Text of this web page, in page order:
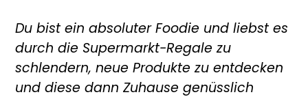
Du bist ein absoluter Foodie und liebst es
durch die Supermarkt-Regale zu
schlendern, neue Produkte zu entdecken
und diese dann Zuhause genüsslich